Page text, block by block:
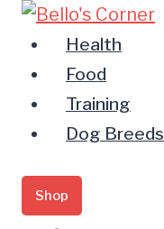
Zum
Inhalt
springen
Health
Food
Training
Dog Breeds
Shop